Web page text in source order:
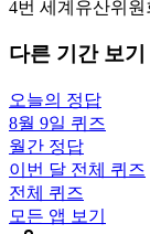
4번 세계유산위원
다른 기간 보기
오늘의 정답
8월 9일 퀴즈
월간 정답
이번 달 전체 퀴즈
전체 퀴즈
모든 앱 보기